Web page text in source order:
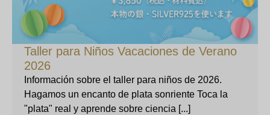
Taller para Niños Vacaciones de Verano
2026
Información sobre el taller para niños de 2026.
Hagamos un encanto de plata sonriente Toca la
"plata" real y aprende sobre ciencia [...]